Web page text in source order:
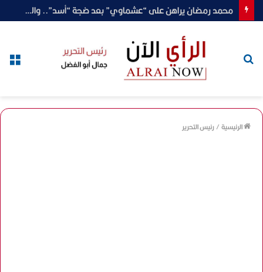
محمد رمضان يراهن على “عشماوي” بعد ضجة “أسد”.. والجمهور يترقب
الرئيسية/رئيس التحرير